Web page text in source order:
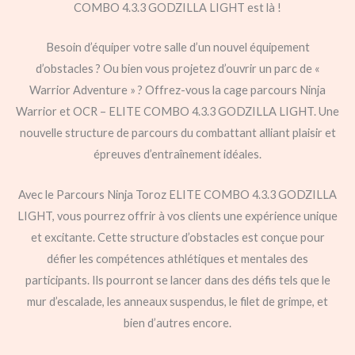
COMBO 4.3.3 GODZILLA LIGHT est là !
Besoin d’équiper votre salle d’un nouvel équipement
d’obstacles ? Ou bien vous projetez d’ouvrir un parc de «
Warrior Adventure » ? Offrez-vous la cage parcours Ninja
Warrior et OCR – ELITE COMBO 4.3.3 GODZILLA LIGHT. Une
nouvelle structure de parcours du combattant alliant plaisir et
épreuves d’entraînement idéales.
Avec le Parcours Ninja Toroz ELITE COMBO 4.3.3 GODZILLA
LIGHT, vous pourrez offrir à vos clients une expérience unique
et excitante. Cette structure d’obstacles est conçue pour
défier les compétences athlétiques et mentales des
participants. Ils pourront se lancer dans des défis tels que le
mur d’escalade, les anneaux suspendus, le filet de grimpe, et
bien d’autres encore.